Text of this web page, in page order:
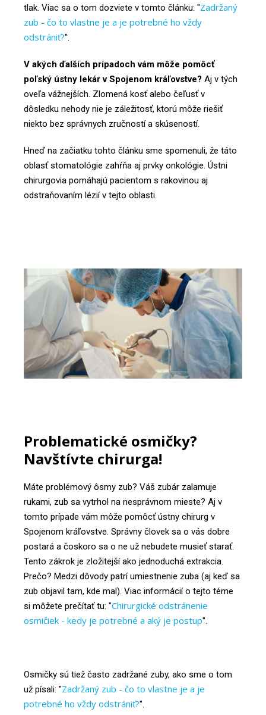
tlak. Viac sa o tom dozviete v tomto článku: "Zadržaný
zub - čo to vlastne je a je potrebné ho vždy
odstrániť?".
V akých ďalších prípadoch vám môže pomôcť
poľský ústny lekár v Spojenom kráľovstve?Aj v tých
oveľa vážnejších. Zlomená kosť alebo čeľusť v
dôsledku nehody nie je záležitosť, ktorú môže riešiť
niekto bez správnych zručností a skúseností.
Hneď na začiatku tohto článku sme spomenuli, že táto
oblasť stomatológie zahŕňa aj prvky onkológie. Ústni
chirurgovia pomáhajú pacientom s rakovinou aj
odstraňovaním lézií v tejto oblasti.
Problematické osmičky?
Navštívte chirurga!
Máte problémový ôsmy zub? Váš zubár zalamuje
rukami, zub sa vytrhol na nesprávnom mieste? Aj v
tomto prípade vám môže pomôcť ústny chirurg v
Spojenom kráľovstve. Správny človek sa o vás dobre
postará a čoskoro sa o ne už nebudete musieť starať.
Tento zákrok je zložitejší ako jednoduchá extrakcia.
Prečo? Medzi dôvody patrí umiestnenie zuba (aj keď sa
zub objavil tam, kde mal). Viac informácií o tejto téme
si môžete prečítať tu: "Chirurgické odstránenie
osmičiek - kedy je potrebné a aký je postup".
Osmičky sú tiež často zadržané zuby, ako sme o tom
už písali: "Zadržaný zub - čo to vlastne je a je
potrebné ho vždy odstrániť?".